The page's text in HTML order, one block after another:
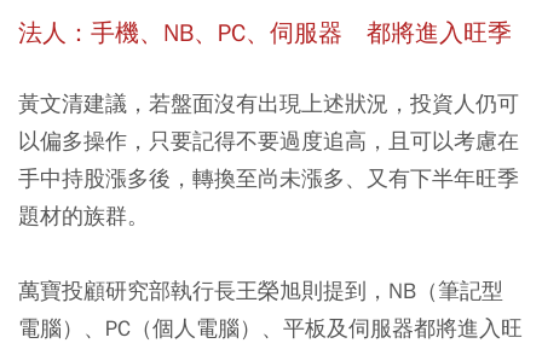
法人：手機、NB、PC、伺服器 都將進入旺季
黃文清建議，若盤面沒有出現上述狀況，投資人仍可
以偏多操作，只要記得不要過度追高，且可以考慮在
手中持股漲多後，轉換至尚未漲多、又有下半年旺季
題材的族群。
萬寶投顧研究部執行長王榮旭則提到，NB（筆記型
電腦）、PC（個人電腦）、平板及伺服器都將進入旺